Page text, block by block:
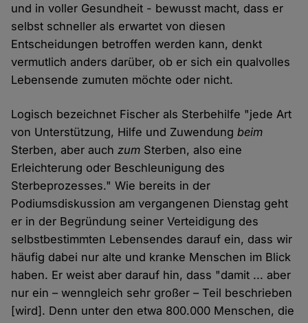
und in voller Gesundheit - bewusst macht, dass er
selbst schneller als erwartet von diesen
Entscheidungen betroffen werden kann, denkt
vermutlich anders darüber, ob er sich ein qualvolles
Lebensende zumuten möchte oder nicht.
Logisch bezeichnet Fischer als Sterbehilfe "jede Art
von Unterstützung, Hilfe und Zuwendungbeim
Sterben, aber auchzum Sterben, also eine
Erleichterung oder Beschleunigung des
Sterbeprozesses." Wie bereits in der
Podiumsdiskussion am vergangenen Dienstag geht
er in der Begründung seiner Verteidigung des
selbstbestimmten Lebensendes darauf ein, dass wir
häufig dabei nur alte und kranke Menschen im Blick
haben. Er weist aber darauf hin, dass "damit ... aber
nur ein – wenngleich sehr großer – Teil beschrieben
[wird]. Denn unter den etwa 800.000 Menschen, die